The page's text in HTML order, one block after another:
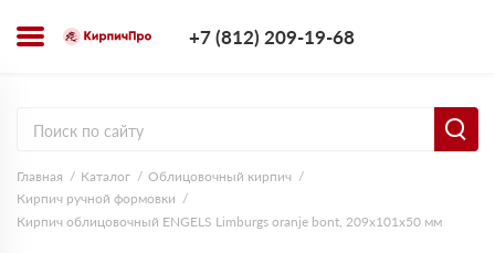
+7 (812) 209-19-68
Главная Каталог
Облицовочный кирпич
Кирпич ручной формовки
Кирпич облицовочный ENGELS Limburgs oranje bont, 209х101х50 мм